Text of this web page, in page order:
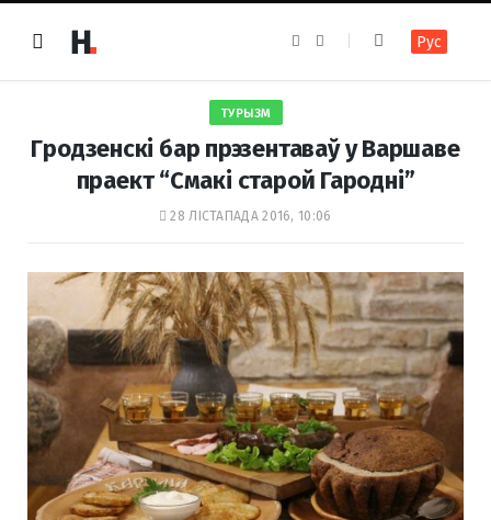
e
k
t
a
m
Рус
ТУРЫЗМ
Гродзенскі бар прэзентаваў у Варшаве
праект “Смакi старой Гароднi”
28 ЛІСТАПАДА 2016, 10:06